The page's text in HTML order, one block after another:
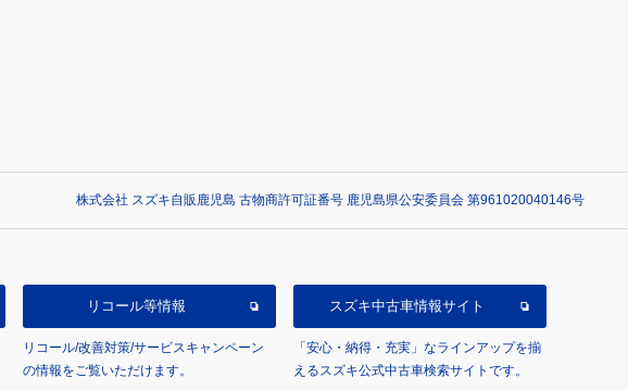
株式会社 スズキ自販鹿児島 古物商許可証番号 鹿児島県公安委員会 第961020040146号
リコール等情報
リコール/改善対策/サービスキャンペーン
の情報をご覧いただけます。
スズキ中古車情報サイト
「安心・納得・充実」なラインアップを揃
えるスズキ公式中古車検索サイトです。